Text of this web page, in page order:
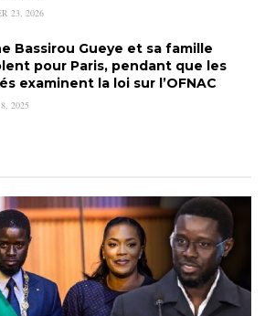
23, 2026
Bassirou Gueye et sa famille
pour Paris, pendant que les
examinent la loi sur l’OFNAC
2025